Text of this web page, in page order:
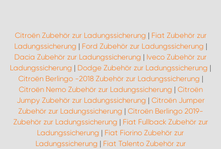
Citroën Zubehör zur Ladungssicherung | Fiat Zubehör zur
Ladungssicherung | Ford Zubehör zur Ladungssicherung |
Dacia Zubehör zur Ladungssicherung | Iveco Zubehör zur
Ladungssicherung | Dodge Zubehör zur Ladungssicherung |
Citroën Berlingo -2018 Zubehör zur Ladungssicherung |
Citroën Nemo Zubehör zur Ladungssicherung | Citroën
Jumpy Zubehör zur Ladungssicherung | Citroën Jumper
Zubehör zur Ladungssicherung | Citroën Berlingo 2019-
Zubehör zur Ladungssicherung | Fiat Fullback Zubehör zur
Ladungssicherung | Fiat Fiorino Zubehör zur
Ladungssicherung | Fiat Talento Zubehör zur